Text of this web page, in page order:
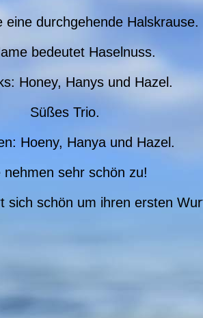
eine durchgehende Halskrause.
bedeutet Haselnuss.
Honey, Hanys und Hazel.
Süßes Trio.
Hoeny, Hanya und Hazel.
nehmen sehr schön zu!
sich schön um ihren ersten